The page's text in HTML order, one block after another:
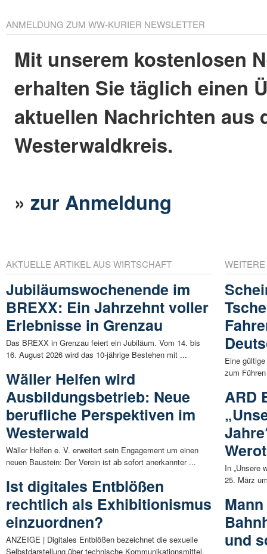
ANMELDUNG ZUM WW-KURIER NEWSLETTER
Mit unserem kostenlosen
erhalten Sie täglich einen
aktuellen Nachrichten aus
Westerwaldkreis.
»zur Anmeldung
AKTUELLE ARTIKEL AUS WIRTSCHAFT
Jubiläumswochenende im
BREXX: Ein Jahrzehnt voller
Erlebnisse in Grenzau
Das BREXX in Grenzau feiert ein Jubiläum. Vom 14. bis
16. August 2026 wird das 10-jährige Bestehen mit ...
Wäller Helfen wird
Ausbildungsbetrieb: Neue
berufliche Perspektiven im
Westerwald
Wäller Helfen e. V. erweitert sein Engagement um einen
neuen Baustein: Der Verein ist ab sofort anerkannter ...
Ist digitales Entblößen
rechtlich als Exhibitionismus
einzuordnen?
ANZEIGE | Digitales Entblößen bezeichnet die sexuelle
Selbstdarstellung über technische Kommunikationsmittel.
Eine
zum
ARD
In „Unsere
25. März
und